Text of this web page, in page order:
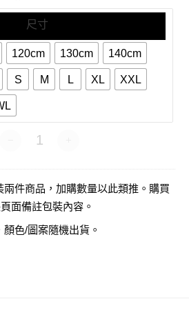
袖
尺寸
120cm 130cm 140cm
S M L XL XXL
衣番賞-短袖 數量
件商品，加購數量以此類推。購買
面備註包裝內容。
色/圖案隨機出貨。